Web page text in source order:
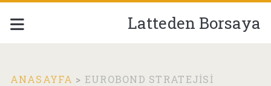
Latteden Borsaya
ANASAYFA > EUROBOND STRATEJISI